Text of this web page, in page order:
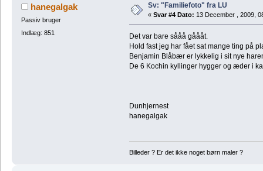
hanegalgak
Passiv bruger
Indlæg: 851
Sv: "Familiefoto" fra LU
« Svar #4 Dato: 13 December , 2009,
Det var bare sååå gåååt.
Hold fast jeg har fået sat mange ting på
Benjamin Blåbær er lykkelig i sit nye
De 6 Kochin kyllinger hygger og æder i
Dunhjernest
hanegalgak
Billeder ? Er det ikke noget børn maler ?